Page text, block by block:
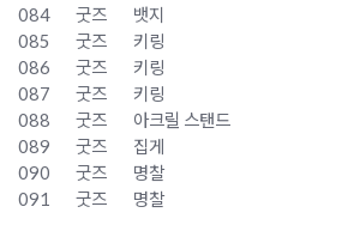
084
굿즈
뱃지
085
굿즈
키링
086
굿즈
키링
087
굿즈
키링
088
굿즈
아크릴 스탠드
089
굿즈
집게
090
굿즈
명찰
091
굿즈 명찰